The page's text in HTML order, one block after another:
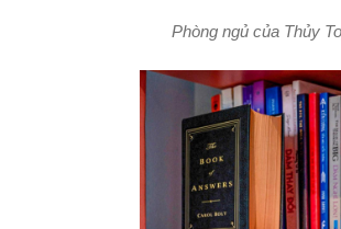
Phòng ngủ của Thủy